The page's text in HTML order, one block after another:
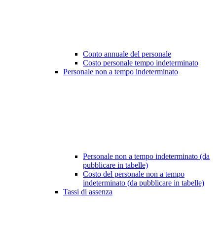
Conto annuale del personale
Costo personale tempo indeterminato
Personale non a tempo indeterminato
Personale non a tempo indeterminato (da
pubblicare in tabelle)
Costo del personale non a tempo
indeterminato (da pubblicare in tabelle)
Tassi di assenza